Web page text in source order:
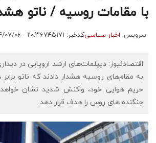
با مقامات روسیه / ناتو
سرویس: اخبار سیاسیکدخبر: ۷۴۵۱۷۱ ۱۴۰۴/۰۷/۰۶ -
اقتصادنیوز: دیپلمات‌های ارشد اروپایی در
به مقام‌های روسیه هشدار دادند که ناتو
حریم هوایی خود، واکنش شدید نشان
جنگنده های روس را هدف قرار دهد.